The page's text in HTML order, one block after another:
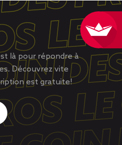
là pour répondre à
Découvrez vite
est gratuite!